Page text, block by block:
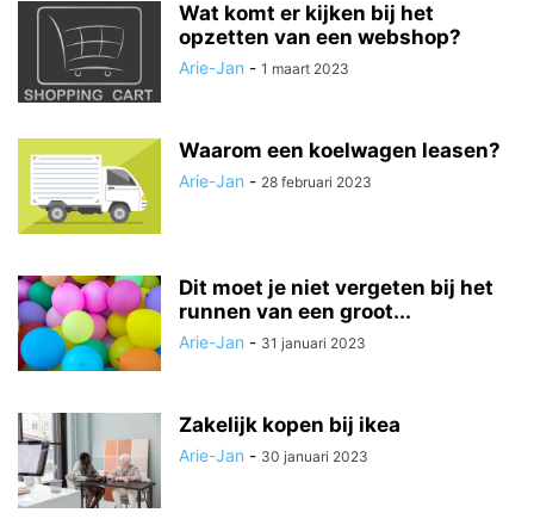
Wat komt er kijken bij het
opzetten van een webshop?
Arie-Jan - 1 maart 2023
Waarom een koelwagen leasen?
Arie-Jan - 28 februari 2023
Dit moet je niet vergeten bij het
runnen van een groot...
Arie-Jan - 31 januari 2023
Zakelijk kopen bij ikea
Arie-Jan - 30 januari 2023